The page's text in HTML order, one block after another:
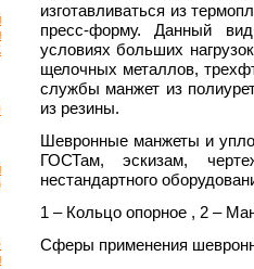
изготавливаться из
пресс-форму. Данный
условиях больших
щелочных металлов,
службы манжет из
из резины.
Шевронные манжеты и
ГОСТам, эскизам,
нестандартного
1 – Кольцо опорное , 2 –
Сферы применения